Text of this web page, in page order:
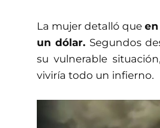
La mujer detalló que
un dólar. Segundos
su vulnerable
viviría todo un infierno.